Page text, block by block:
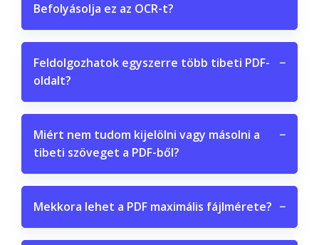
Befolyásolja ez az OCR-t?
Feldolgozhatok egyszerre több tibeti PDF-
oldalt?
−
Miért nem tudom kijelölni vagy másolni a
tibeti szöveget a PDF-ből?
−
Mekkora lehet a PDF maximális fájlmérete? −